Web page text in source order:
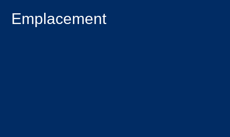
Emplacement